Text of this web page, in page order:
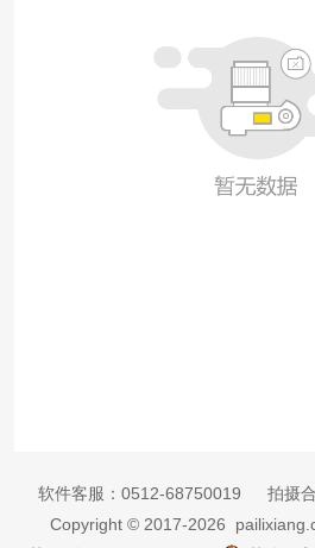
软件客服： 0512-68750019 拍摄
Copyright © 2017-2026